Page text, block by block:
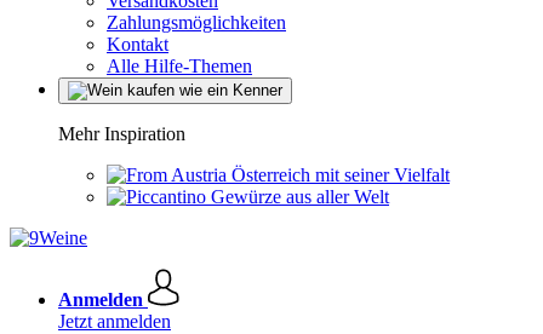
Zahlungsmöglichkeiten
Kontakt
Alle Hilfe-Themen
Mehr Inspiration
Österreich mit seiner Vielfalt
Gewürze aus aller Welt
Anmelden
Jetzt anmelden